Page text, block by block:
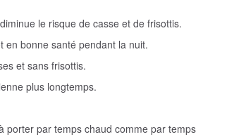
le risque de casse et de frisottis.
en bonne santé pendant la nuit.
et sans frisottis.
plus longtemps.
porter par temps chaud comme par temps